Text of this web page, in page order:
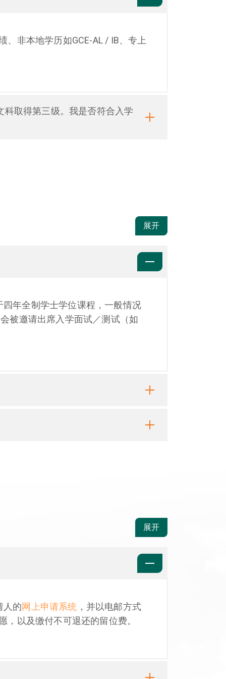
、非本地学历如GCE-AL / IB、专上
取得第三级。我是否符合入学
展开
年全制学士学位课程，一般情况
被邀请出席入学面试／测试（如
展开
人的网上申请系统 ，并以电邮方式
以及缴付不可退还的留位费。